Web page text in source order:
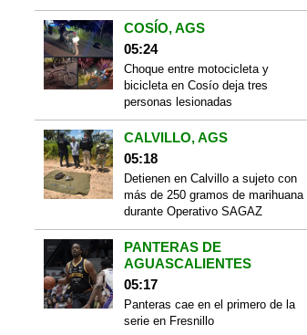
COSÍO, AGS
05:24
Choque entre motocicleta y
bicicleta en Cosío deja tres
personas lesionadas
CALVILLO, AGS
05:18
Detienen en Calvillo a sujeto con
más de 250 gramos de marihuana
durante Operativo SAGAZ
PANTERAS DE
AGUASCALIENTES
05:17
Panteras cae en el primero de la
serie en Fresnillo